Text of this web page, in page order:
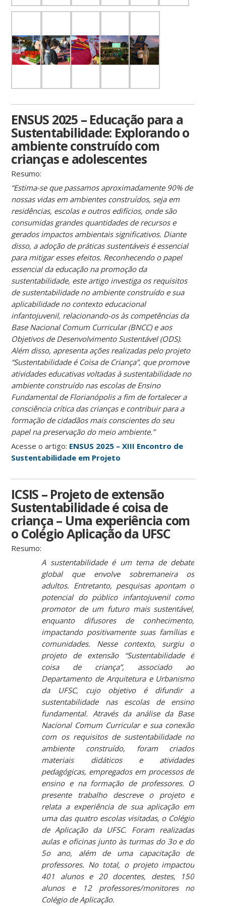
ENSUS 2025 – Educação para a
Sustentabilidade: Explorando o
ambiente construído com
crianças e adolescentes
Resumo:
“Estima-se que passamos aproximadamente 90% de
nossas vidas em ambientes construídos, seja em
residências, escolas e outros edifícios, onde são
consumidas grandes quantidades de recursos e
gerados impactos ambientais significativos. Diante
disso, a adoção de práticas sustentáveis é essencial
para mitigar esses efeitos. Reconhecendo o papel
essencial da educação na promoção da
sustentabilidade, este artigo investiga os requisitos
de sustentabilidade no ambiente construído e sua
aplicabilidade no contexto educacional
infantojuvenil, relacionando-os às competências da
Base Nacional Comum Curricular (BNCC) e aos
Objetivos de Desenvolvimento Sustentável (ODS).
Além disso, apresenta ações realizadas pelo projeto
“Sustentabilidade é Coisa de Criança”, que promove
atividades educativas voltadas à sustentabilidade no
ambiente construído nas escolas de Ensino
Fundamental de Florianópolis a fim de fortalecer a
consciência crítica das crianças e contribuir para a
formação de cidadãos mais conscientes do seu
papel na preservação do meio ambiente.”
Acesse o artigo: ENSUS 2025 – XIII Encontro de
Sustentabilidade em Projeto
ICSIS – Projeto de extensão
Sustentabilidade é coisa de
criança – Uma experiência com
o Colégio Aplicação da UFSC
Resumo:
A sustentabilidade é um tema de debate
global que envolve sobremaneira os
adultos. Entretanto, pesquisas apontam o
potencial do público infantojuvenil como
promotor de um futuro mais sustentável,
enquanto difusores de conhecimento,
impactando positivamente suas famílias e
comunidades. Nesse contexto, surgiu o
projeto de extensão “Sustentabilidade é
coisa de criança”, associado ao
Departamento de Arquitetura e Urbanismo
da UFSC, cujo objetivo é difundir a
sustentabilidade nas escolas de ensino
fundamental. Através da análise da Base
Nacional Comum Curricular e sua conexão
com os requisitos de sustentabilidade no
ambiente construído, foram criados
materiais didáticos e atividades
pedagógicas, empregados em processos de
ensino e na formação de professores. O
presente trabalho descreve o projeto e
relata a experiência de sua aplicação em
uma das quatro escolas visitadas, o Colégio
de Aplicação da UFSC. Foram realizadas
aulas e oficinas junto às turmas do 3o e do
5o ano, além de uma capacitação de
professores. No total, o projeto impactou
401 alunos e 20 docentes, destes, 150
alunos e 12 professores/monitores no
Colégio de Aplicação.